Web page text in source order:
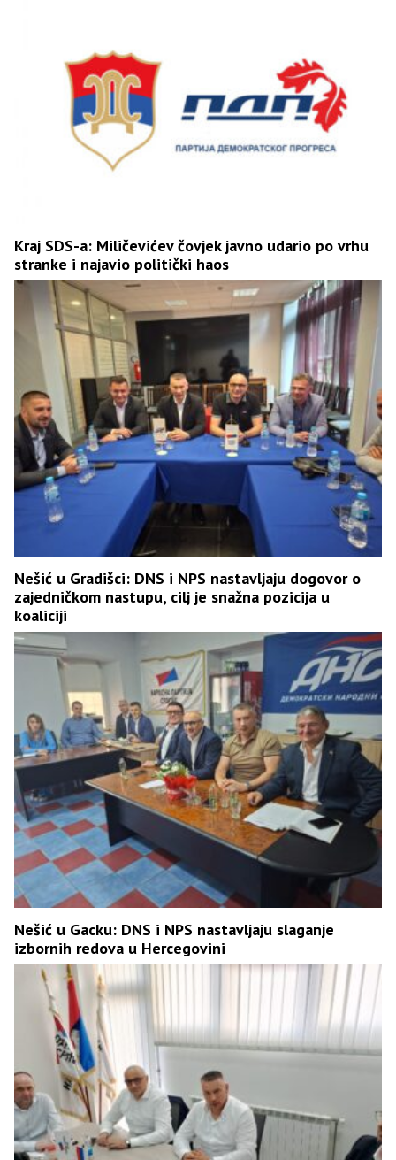
Kraj SDS-a: Miličevićev čovjek javno udario po vrhu
stranke i najavio politički haos
Nešić u Gradišci: DNS i NPS nastavljaju dogovor o
zajedničkom nastupu, cilj je snažna pozicija u
koaliciji
Nešić u Gacku: DNS i NPS nastavljaju slaganje
izbornih redova u Hercegovini